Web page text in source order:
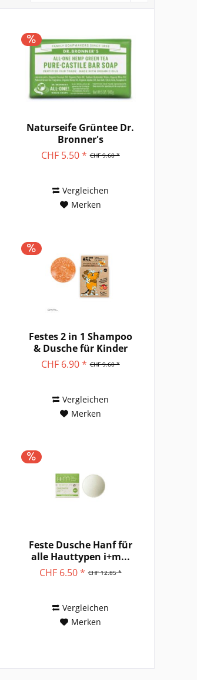
Naturseife Grüntee Dr.
Bronner's
CHF 9.60 *
CHF 5.50 *
Vergleichen
Merken
Festes 2 in 1 Shampoo
& Dusche für Kinder
mit...CHF 9.60 *
CHF 6.90 *
Vergleichen
Merken
Feste Dusche Hanf für
alle Hauttypen i+m...
CHF 12.85 *
CHF 6.50 *
Vergleichen
Merken